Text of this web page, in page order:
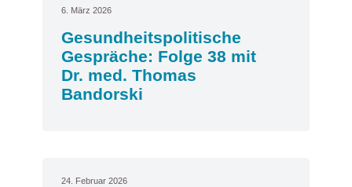
6. März 2026
Gesundheitspolitische
Gespräche: Folge 38 mit
Dr. med. Thomas
Bandorski
24. Februar 2026